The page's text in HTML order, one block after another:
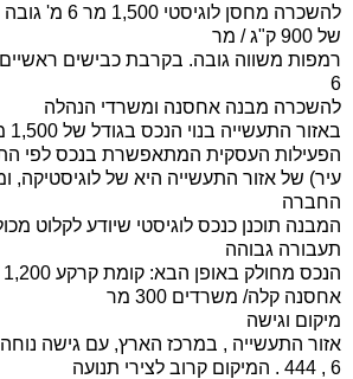
להשכרה מחסן
של 900 ק"ג / מר
6
להשכרה מבנה אחסנה ומשרדי הנהלה
באזור התעשייה בנוי הנכס בגודל של 1,500 מ"ר.
הפעילות העסקית המתאפשרת בנכס לפי
עיר) של אזור התעשייה היא של לוגיסטיקה,
החברה
תעבורה גבוהה
אחסנה קלה/ משרדים 300 מר
מיקום וגישה
6 , 444 . המיקום קרוב לצירי תנועה